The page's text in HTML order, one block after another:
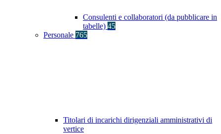
Consulenti e collaboratori (da pubblicare in
tabelle) 45
Personale 765
Titolari di incarichi dirigenziali amministrativi di
vertice